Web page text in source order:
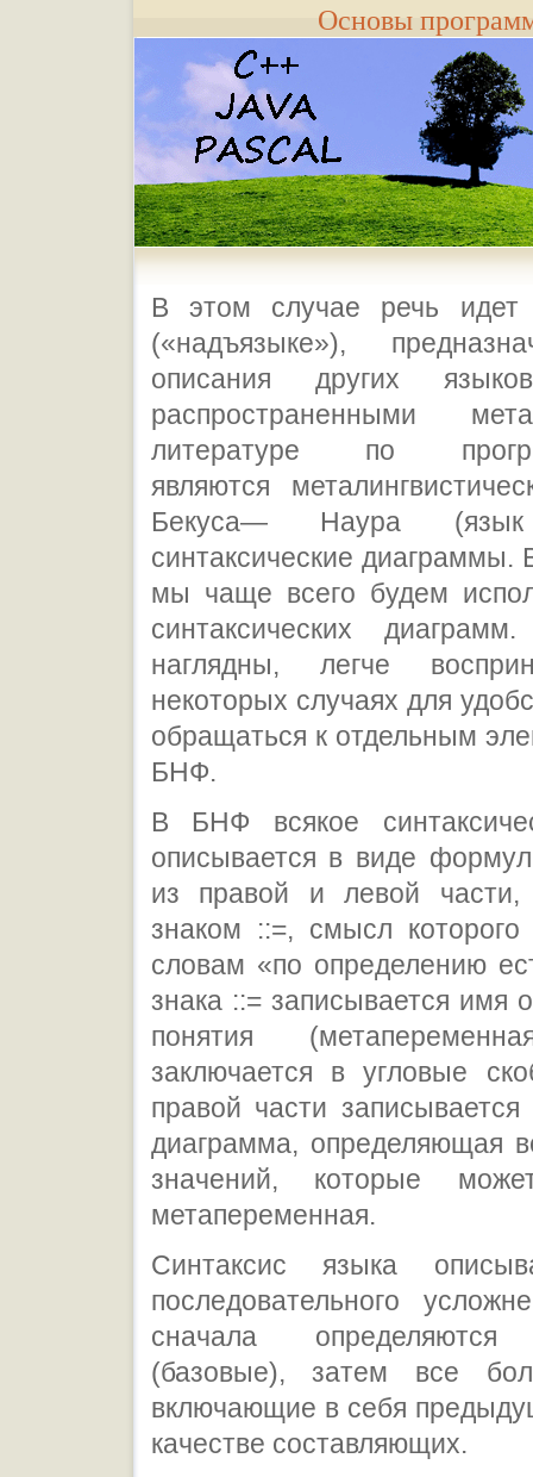
Основы
В этом случае речь идет
(«надъязыке»),
описания других
распространенными
литературе по
являются
Бекуса— Наура
синтаксические
мы чаще всего будем
синтаксических
наглядны, легче
некоторых случаях для
обращаться к отдельным
БНФ.
В БНФ всякое
описывается в виде
из правой и левой части,
знаком ::=, смысл которого
словам «по определению
знака ::= записывается имя
понятия
заключается в угловые
правой части
диаграмма, определяющая
значений, которые
метапеременная.
Синтаксис языка
последовательного
сначала определяются
(базовые), затем все
включающие в себя
качестве составляющих.